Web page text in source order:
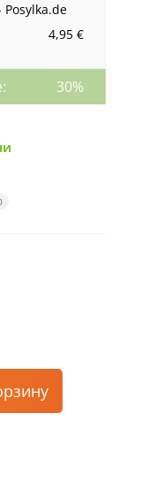
Posylka.de
4,95 €
30%